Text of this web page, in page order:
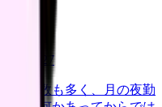
2026/6/27
患者数も多く、月の夜勤